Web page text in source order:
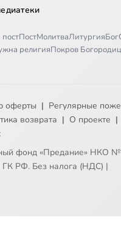
ПостМолитваЛитургияБог
религияПокров
оферты | Регулярные
возврата | О проекте |
фонд «Предание» НКО
ГК РФ. Без налога (НДС) |